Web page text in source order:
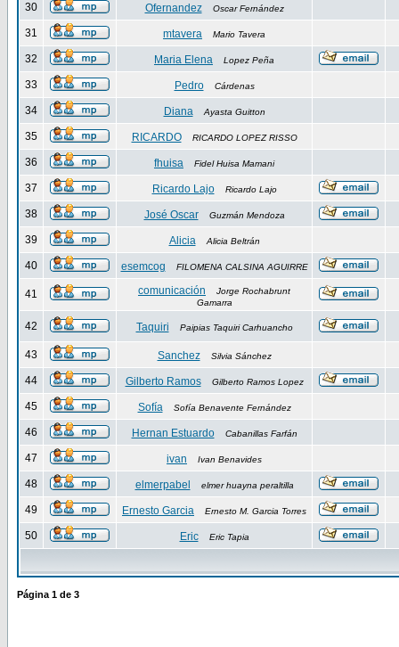
30 Ofernandez Oscar Fernández
31 mtavera Mario Tavera
32 Maria Elena Lopez Peña
33 Pedro Cárdenas
34 Diana Ayasta Guitton
35 RICARDO RICARDO LOPEZ RISSO
36 fhuisa Fidel Huisa Mamani
37 Ricardo Lajo Ricardo Lajo
38 José Oscar Guzmán Mendoza
39 Alicia Alicia Beltrán
40 esemcog FILOMENA CALSINA AGUIRRE
41 comunicación
Jorge Rochabrunt
Gamarra
42 Taquiri Paipias Taquiri Carhuancho
43 Sanchez Silvia Sánchez
44 Gilberto Ramos Gilberto Ramos Lopez
45 Sofía Sofía Benavente Fernández
46 Hernan Estuardo Cabanillas Farfán
47 ivan Ivan Benavides
48 elmerpabel elmer huayna peraltilla
49 Ernesto Garcia Ernesto M. Garcia Torres
50 Eric Eric Tapia
Página 1 de 3